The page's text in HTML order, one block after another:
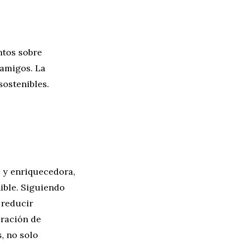
sobre
La
enriquecedora,
Siguiendo
reducir
de
no solo